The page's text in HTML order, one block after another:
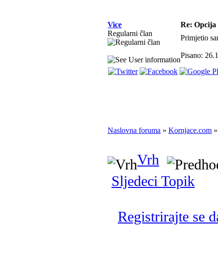
Vice
Re:
Regularni član
Primjetio
Pisano:
Naslovna foruma » Kornjace.com »
Vrh
Sljedeci Topik
Registrirajte se